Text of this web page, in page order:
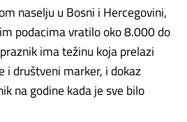
naselju u Bosni i Hercegovini,
podacima vratilo oko 8.000 do
ima težinu koja prelazi
i društveni marker, i dokaz
na godine kada je sve bilo